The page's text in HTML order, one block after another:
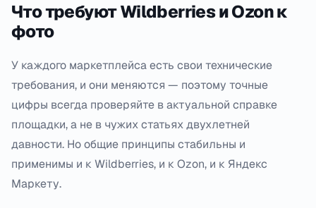
Что требуют Wildberries и Ozon к
фото
У каждого маркетплейса есть свои технические
требования, и они меняются — поэтому точные
цифры всегда проверяйте в актуальной справке
площадки, а не в чужих статьях двухлетней
давности. Но общие принципы стабильны и
применимы и к Wildberries, и к Ozon, и к Яндекс
Маркету.